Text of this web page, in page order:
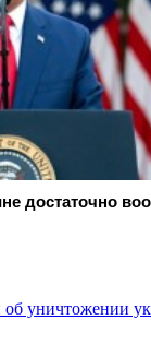
достаточно
уничтожении